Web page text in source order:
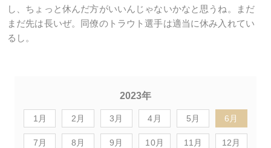
し、ちょっと休んだ方がいいんじゃないかなと思うね。まだ
まだ先は長いぜ。同僚のトラウト選手は適当に休み入れてい
るし。
2023年
1月 2月 3月 4月 5月 6月
7月 8月 9月 10月 11月 12月